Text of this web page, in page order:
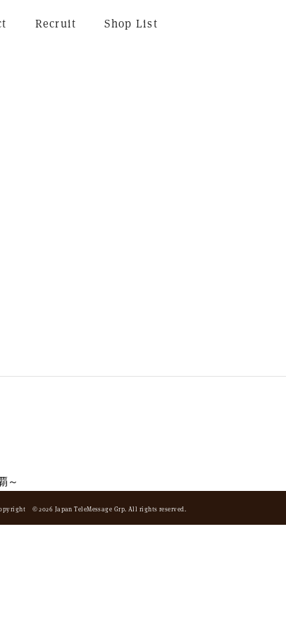
Recruit Shop List
～
© 2026 Japan TeleMessage Grp. All rights reserved.